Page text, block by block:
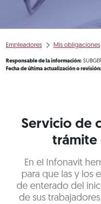
Empleadores Mis obligaciones
Responsable de la información:
Fecha de última actualización o revisión:
Servicio de
trámite
En el Infonavit
para que las y los
de enterado del
de sus